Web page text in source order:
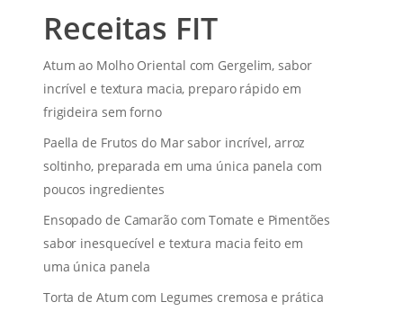
Receitas FIT
Atum ao Molho Oriental com Gergelim, sabor
incrível e textura macia, preparo rápido em
frigideira sem forno
Paella de Frutos do Mar sabor incrível, arroz
soltinho, preparada em uma única panela com
poucos ingredientes
Ensopado de Camarão com Tomate e Pimentões
sabor inesquecível e textura macia feito em
uma única panela
Torta de Atum com Legumes cremosa e prática